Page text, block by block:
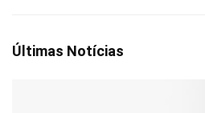
Últimas Notícias